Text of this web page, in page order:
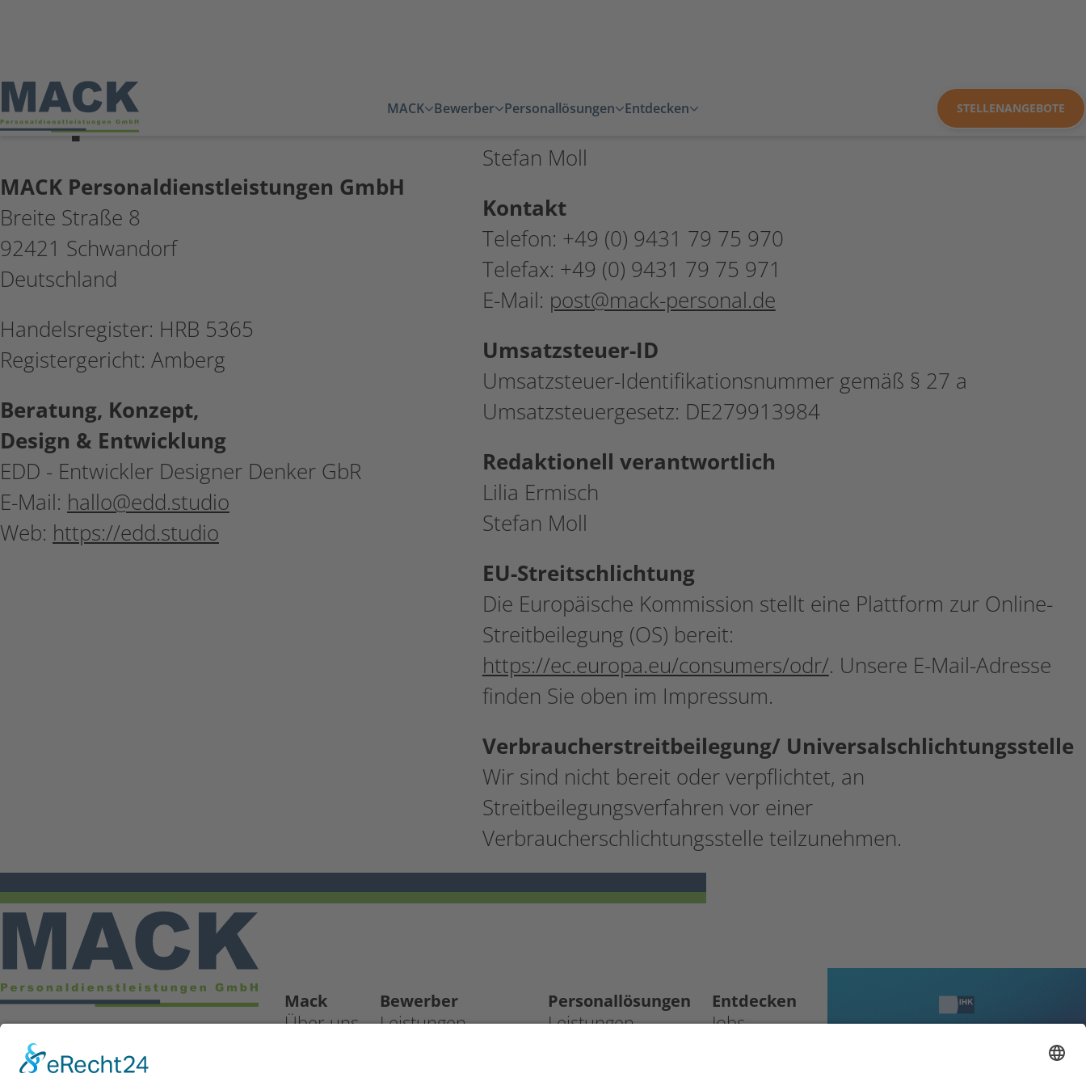
MACK Bewerber Personallösungen Entdecken STELLENANGEBOTE
Impressum
MACK Personaldienstleistungen GmbH
Breite Straße 8
92421 Schwandorf
Deutschland
Handelsregister: HRB 5365
Registergericht: Amberg
Beratung, Konzept,
Design & Entwicklung
EDD - Entwickler Designer Denker GbR
E-Mail: hallo@edd.studio
Web: https://edd.studio
Vertreten durch
Stefan Moll
Kontakt
Telefon: +49 (0) 9431 79 75 970
Telefax: +49 (0) 9431 79 75 971
E-Mail: post@mack-personal.de
Umsatzsteuer-ID
Umsatzsteuer-Identifikationsnummer gemäß § 27 a
Umsatzsteuergesetz: DE279913984
Redaktionell verantwortlich
Lilia Ermisch
Stefan Moll
EU-Streitschlichtung
Die Europäische Kommission stellt eine Plattform zur Online-
Streitbeilegung (OS) bereit:
https://ec.europa.eu/consumers/odr/. Unsere E-Mail-Adresse
finden Sie oben im Impressum.
Verbraucherstreitbeilegung/ Universalschlichtungsstelle
Wir sind nicht bereit oder verpflichtet, an
Streitbeilegungsverfahren vor einer
Verbraucherschlichtungsstelle teilzunehmen.
Nutze die Vorteile flexibler Jobs
und umfassender
Mack
Über uns
Bewerber
Leistungen
Personallösungen
Leistungen
Entdecken
Jobs